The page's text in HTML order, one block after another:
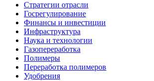
Стратегии отрасли
Госрегулирование
Финансы и инвестиции
Инфраструктура
Наука и технологии
Газопереработка
Полимеры
Переработка полимеров
Удобрения